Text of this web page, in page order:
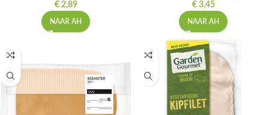
€2,89
NAAR AH
€3,45
NAAR AH